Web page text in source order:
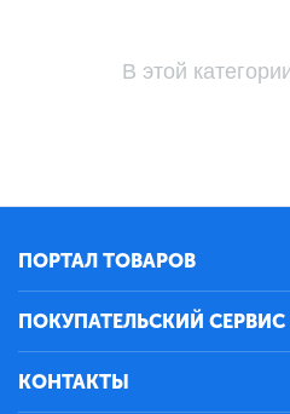
В этой
ПОРТАЛ ТОВАРОВ
ПОКУПАТЕЛЬСКИЙ СЕРВИС
КОНТАКТЫ